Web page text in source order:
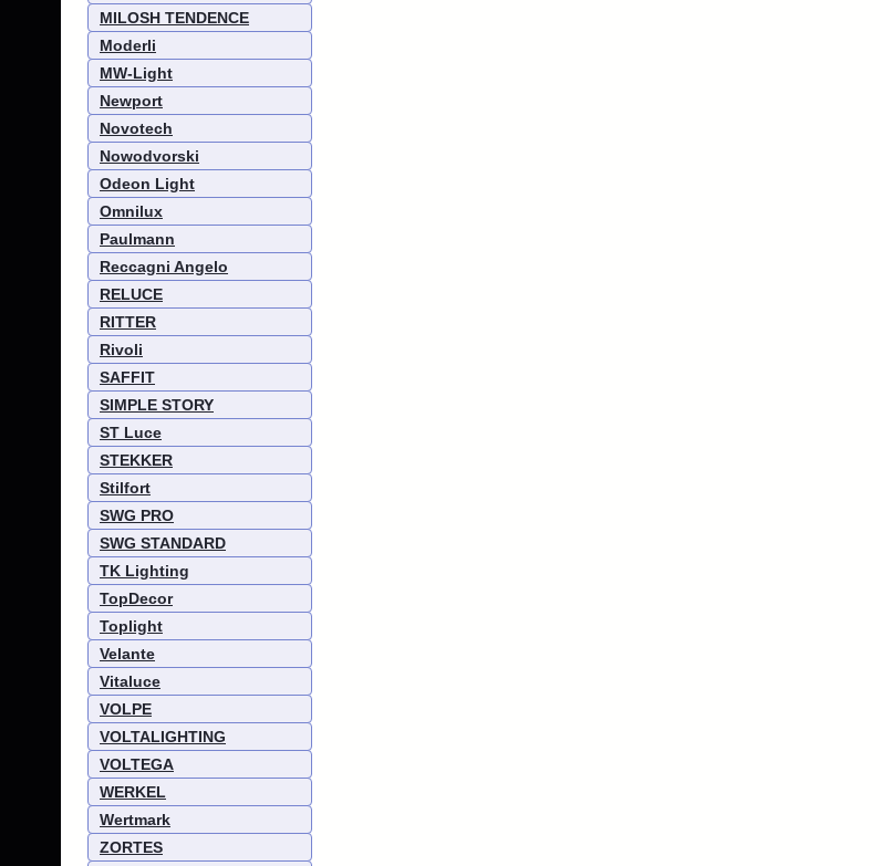
MILOSH TENDENCE
Moderli
MW-Light
Newport
Novotech
Nowodvorski
Odeon Light
Omnilux
Paulmann
Reccagni Angelo
RELUCE
RITTER
Rivoli
SAFFIT
SIMPLE STORY
ST Luce
STEKKER
Stilfort
SWG PRO
SWG STANDARD
TK Lighting
TopDecor
Toplight
Velante
Vitaluce
VOLPE
VOLTALIGHTING
VOLTEGA
WERKEL
Wertmark
ZORTES